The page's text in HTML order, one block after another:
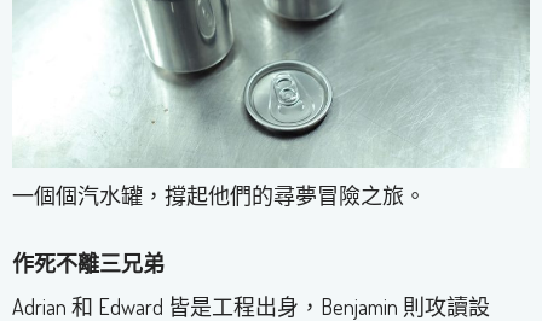
一個個汽水罐，撐起他們的尋夢冒險之旅。
作死不離三兄弟
Adrian 和 Edward 皆是工程出身，Benjamin 則攻讀設